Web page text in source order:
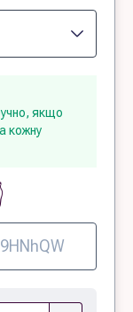
якщо
кожну